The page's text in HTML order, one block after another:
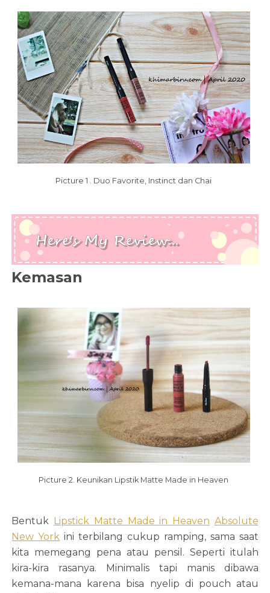
Picture 1 . Duo Favorite, Instinct dan Chai
Kemasan
Picture 2. Keunikan Lipstik Matte Made in Heaven
Bentuk Lipstick Matte Made in Heaven Absolute
New York ini terbilang cukup ramping, sama saat
kita memegang pena atau pensil. Seperti itulah
kira-kira rasanya. Minimalis tapi manis dibawa
kemana-mana karena bisa nyelip di pouch atau